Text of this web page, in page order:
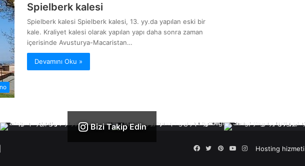
Spielberk kalesi
Spielberk kalesi Spielberk kalesi, 13. yy.da yapılan eski bir
kale. Kraliyet kalesi olarak yapılan yapı daha sonra zaman
içerisinde Avusturya-Macaristan…
Devamını Oku »
Bizi Takip Edin
Hosting hizmeti
Facebook
Twitter
PinterestYouTube
Instagram